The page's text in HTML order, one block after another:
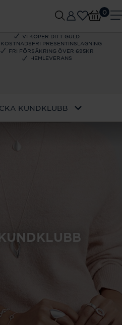
VI KÖPER DITT GULD
KOSTNADSFRI PRESENTINSLAGNING
FRI FÖRSÄKRING ÖVER 695KR
HEMLEVERANS
0
KUNDKLUBB